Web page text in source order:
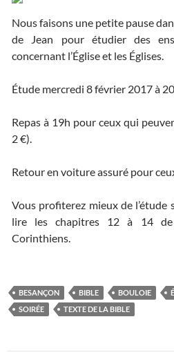
Nous faisons une petite pause
de Jean pour étudier des
concernant l’Église et les Églises.
Étude mercredi 8 février 2017 à
Repas à 19h pour ceux qui
2 €).
Retour en voiture assuré pour
Vous profiterez mieux de l’étude
lire les chapitres 12 à 14
Corinthiens.
BESANÇON BIBLE BOULOIE
SOIRÉE
TEXTE DE LA BIBLE